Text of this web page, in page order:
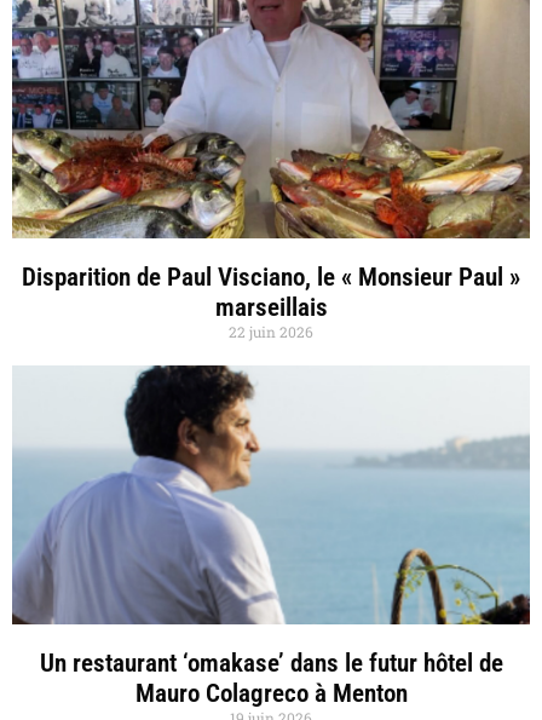
Disparition de Paul Visciano, le « Monsieur Paul »
marseillais
22 juin 2026
Un restaurant ‘omakase’ dans le futur hôtel de
Mauro Colagreco à Menton